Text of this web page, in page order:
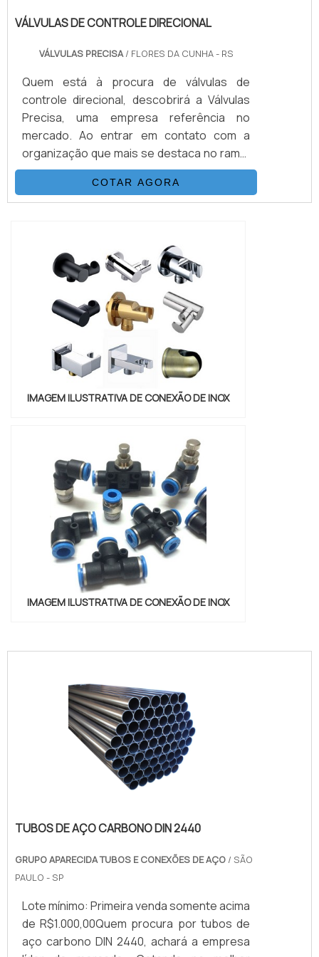
VÁLVULAS DE CONTROLE DIRECIONAL
VÁLVULAS PRECISA/ FLORES DA CUNHA - RS
Quem está à procura de válvulas de
controle direcional, descobrirá a Válvulas
Precisa, uma empresa referência no
mercado. Ao entrar em contato com a
organização que mais se destaca no ramo,
o cliente receberá um suporte completo
para sanar eventuais dúvidas sobre o
produto a ser adquirido.MAIS
CONTROLE DIRECIONALQuem quer
encontrar válvulas de controle direcional
em uma empresa que preza pela
segurança, enc...
COTAR AGORA
IMAGEM ILUSTRATIVA DE CONEXÃO DE INOX
IMAGEM ILUSTRATIVA DE CONEXÃO DE INOX
TUBOS DE AÇO CARBONO DIN 2440
GRUPO APARECIDA TUBOS E CONEXÕES DE AÇO / SÃO
PAULO - SP
Lote mínimo: Primeira venda somente acima
de R$1.000,00Quem procura por tubos de
aço carbono DIN 2440, achará a empresa